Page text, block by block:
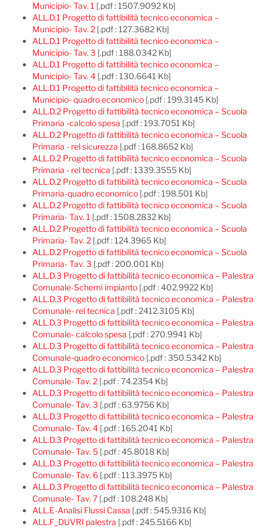
Municipio- Tav. 1 [.pdf : 1507.9092 Kb]
ALL.D.1 Progetto di fattibilità tecnico economica –
Municipio- Tav. 2 [.pdf : 127.3682 Kb]
ALL.D.1 Progetto di fattibilità tecnico economica –
Municipio- Tav. 3 [.pdf : 188.0342 Kb]
ALL.D.1 Progetto di fattibilità tecnico economica –
Municipio- Tav. 4 [.pdf : 130.6641 Kb]
ALL.D.1 Progetto di fattibilità tecnico economica –
Municipio- quadro economico [.pdf : 199.3145 Kb]
ALL.D.2 Progetto di fattibilità tecnico economica – Scuola
Primaria -calcolo spesa [.pdf : 193.7051 Kb]
ALL.D.2 Progetto di fattibilità tecnico economica – Scuola
Primaria - rel sicurezza [.pdf : 168.8652 Kb]
ALL.D.2 Progetto di fattibilità tecnico economica – Scuola
Primaria - rel tecnica [.pdf : 1339.3555 Kb]
ALL.D.2 Progetto di fattibilità tecnico economica – Scuola
Primaria-quadro economico [.pdf : 198.501 Kb]
ALL.D.2 Progetto di fattibilità tecnico economica – Scuola
Primaria- Tav. 1 [.pdf : 1508.2832 Kb]
ALL.D.2 Progetto di fattibilità tecnico economica – Scuola
Primaria- Tav. 2 [.pdf : 124.3965 Kb]
ALL.D.2 Progetto di fattibilità tecnico economica – Scuola
Primaria- Tav. 3 [.pdf : 200.001 Kb]
ALL.D.3 Progetto di fattibilità tecnico economica – Palestra
Comunale-Schemi impianto [.pdf : 402.9922 Kb]
ALL.D.3 Progetto di fattibilità tecnico economica – Palestra
Comunale- rel tecnica [.pdf : 2412.3105 Kb]
ALL.D.3 Progetto di fattibilità tecnico economica – Palestra
Comunale- calcolo spesa [.pdf : 270.9941 Kb]
ALL.D.3 Progetto di fattibilità tecnico economica – Palestra
Comunale-quadro economico [.pdf : 350.5342 Kb]
ALL.D.3 Progetto di fattibilità tecnico economica – Palestra
Comunale- Tav. 2 [.pdf : 74.2354 Kb]
ALL.D.3 Progetto di fattibilità tecnico economica – Palestra
Comunale- Tav. 3 [.pdf : 63.9756 Kb]
ALL.D.3 Progetto di fattibilità tecnico economica – Palestra
Comunale- Tav. 4 [.pdf : 165.2041 Kb]
ALL.D.3 Progetto di fattibilità tecnico economica – Palestra
Comunale- Tav. 5 [.pdf : 45.8018 Kb]
ALL.D.3 Progetto di fattibilità tecnico economica – Palestra
Comunale- Tav. 6 [.pdf : 113.3975 Kb]
ALL.D.3 Progetto di fattibilità tecnico economica – Palestra
Comunale- Tav. 7 [.pdf : 108.248 Kb]
ALL.E-Analisi Flussi Cassa [.pdf : 545.9316 Kb]
ALL.F_DUVRI palestra [.pdf : 245.5166 Kb]